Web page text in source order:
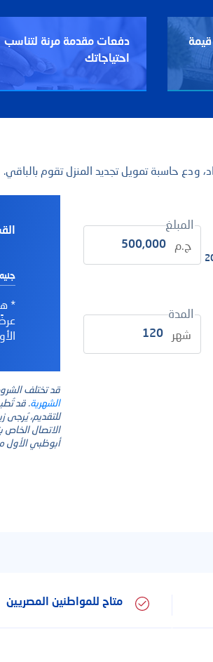
من قيمة
دفعات مقدمة مرنة لتناسب
احتياجاتك
ودع حاسبة تمويل تجديد المنزل تقوم بالباقي.
المبلغ
ج.م
المدة
شهر
*
قد تختلف
الشهرية. قد
للتقديم، يُرجى
أبوظبي الأول
متاح للمواطنين المصريين